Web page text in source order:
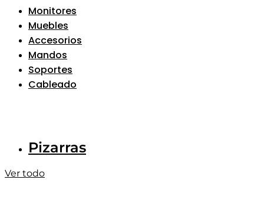
Monitores
Muebles
Accesorios
Mandos
Soportes
Cableado
Pizarras
Ver todo